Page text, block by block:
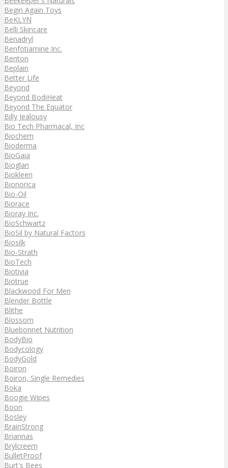
Begin Again Toys
BeKLYN
Belli Skincare
Benadryl
Benfotiamine Inc.
Benton
Beplain
Better Life
Beyond
Beyond BodiHeat
Beyond The Equator
Billy Jealousy
Bio Tech Pharmacal, Inc
Biochem
Bioderma
BioGaia
Bioglan
Biokleen
Bionorica
Bio-Oil
Biorace
Bioray Inc.
BioSchwartz
BioSil by Natural Factors
Biosilk
Bio-Strath
BioTech
Biotivia
Biotrue
Blackwood For Men
Blender Bottle
Blithe
Blossom
Bluebonnet Nutrition
BodyBio
Bodycology
BodyGold
Boiron
Boiron, Single Remedies
Boka
Boogie Wipes
Boon
Bosley
BrainStrong
Briannas
Brylcreem
BulletProof
Burt's Bees